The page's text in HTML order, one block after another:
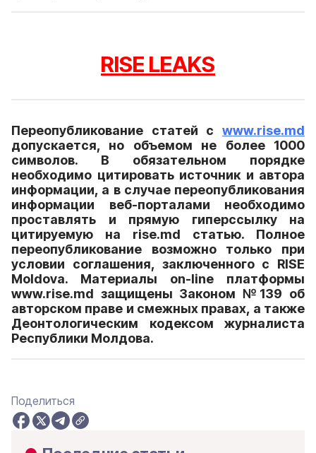
RISE LEAKS
Переопубликование статей с www.rise.md
допускается, но объемом не более 1000
символов. В обязательном порядке
необходимо цитировать источник и автора
информации, а в случае переопубликования
информации веб-порталами необходимо
проставлять и прямую гиперссылку на
цитируемую на rise.md статью. Полное
переопубликование возможно только при
условии соглашения, заключенного с RISE
Moldova. Материалы on-line платформы
www.rise.md защищены Законом №139 об
авторском праве и смежных правах, а также
Деонтологическим кодексом журналиста
Республики Молдова.
Поделиться